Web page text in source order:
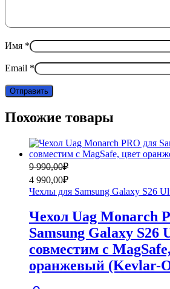
Имя *
Email *
Похожие товары
9 990,00₽
Первоначальная
цена
составляла
9
990,00₽.
4 990,00₽
Текущая
цена:
4
990,00₽.
Чехлы для Samsung Galaxy S26
Чехол Uag Monarch
Samsung Galaxy S26
совместим с
оранжевый (Kevlar-